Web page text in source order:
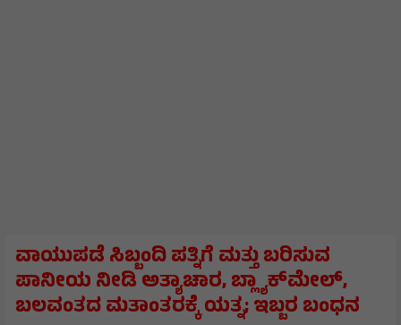
ವಾಯುಪಡೆ ಸಿಬ್ಬಂದಿ ಪತ್ನಿಗೆ ಮತ್ತು ಬರಿಸುವ
ಪಾನೀಯ ನೀಡಿ ಅತ್ಯಾಚಾರ, ಬ್ಲ್ಯಾಕ್‌ಮೇಲ್,
ಬಲವಂತದ ಮತಾಂತರಕ್ಕೆ ಯತ್ನ; ಇಬ್ಬರ ಬಂಧನ